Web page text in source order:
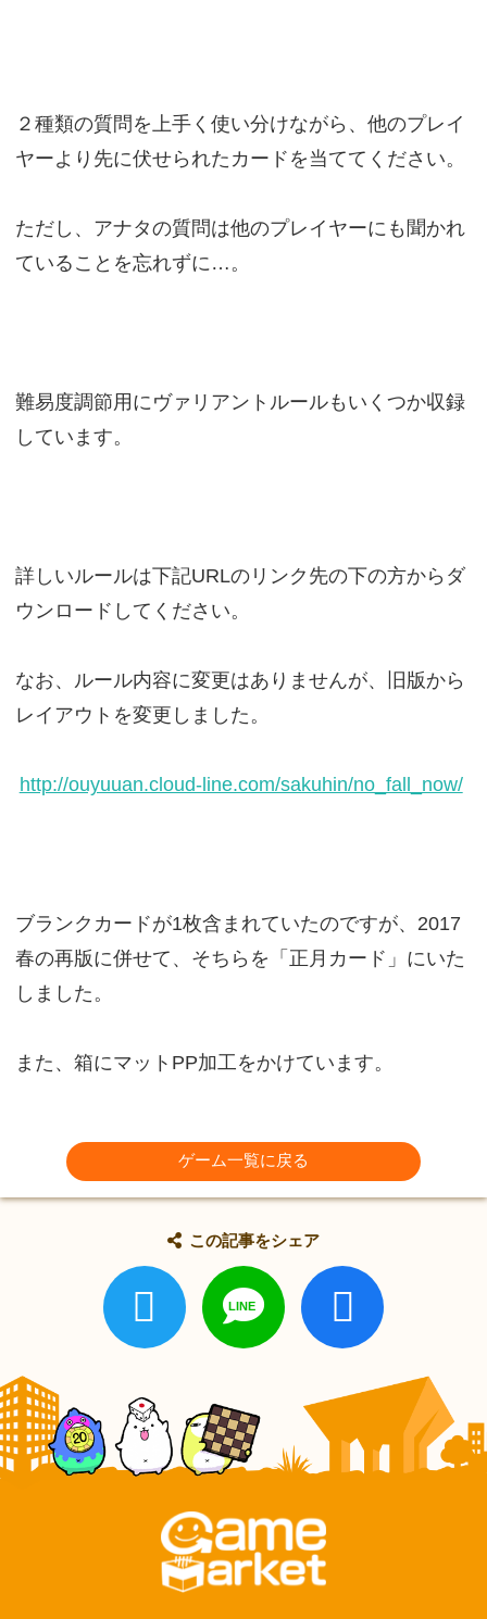
２種類の質問を上手く使い分けながら、他のプレイ
ヤーより先に伏せられたカードを当ててください。
ただし、アナタの質問は他のプレイヤーにも聞かれ
ていることを忘れずに…。
難易度調節用にヴァリアントルールもいくつか収録
しています。
詳しいルールは下記URLのリンク先の下の方からダ
ウンロードしてください。
なお、ルール内容に変更はありませんが、旧版から
レイアウトを変更しました。
http://ouyuuan.cloud-line.com/sakuhin/no_fall_now/
ブランクカードが1枚含まれていたのですが、2017
春の再版に併せて、そちらを「正月カード」にいた
しました。
また、箱にマットPP加工をかけています。
ゲーム一覧に戻る
この記事をシェア